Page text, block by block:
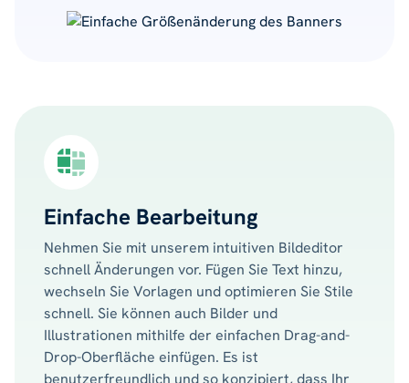
Einfache Bearbeitung
Nehmen Sie mit unserem intuitiven Bildeditor
schnell Änderungen vor. Fügen Sie Text hinzu,
wechseln Sie Vorlagen und optimieren Sie Stile
schnell. Sie können auch Bilder und
Illustrationen mithilfe der einfachen Drag-and-
Drop-Oberfläche einfügen. Es ist
benutzerfreundlich und so konzipiert, dass Ihr